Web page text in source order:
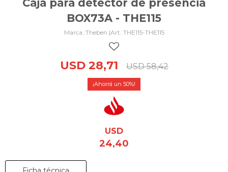
Caja para detector de presencia
BOX73A - THE115
Theben | THE115-THE115
USD 28,71 USD 58,42
50
USD
24,40